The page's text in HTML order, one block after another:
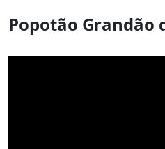
Popotão Grandão